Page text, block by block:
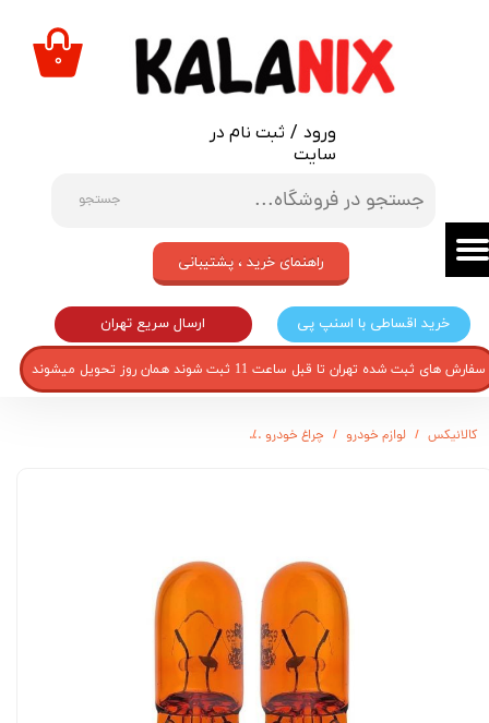
جستجو
ورود / ثبت نام در
سایت
حساب کاربری من
تغییر گذر واژه
خروج از حساب کاربری
۰
خرید اقساطی با اسنپ پی ارسال سریع تهران
راهنمای خرید ، پشتیبانی
سفارش های ثبت شده تهران تا قبل ساعت 11 ثبت شوند همان روز تحویل میشوند
کالانیکس لوازم خودرو چراغ خودرو